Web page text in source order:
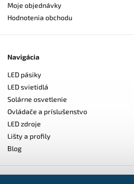
Moje objednávky
Hodnotenia obchodu
Navigácia
LED pásiky
LED svietidlá
Solárne osvetlenie
Ovládače a príslušenstvo
LED zdroje
Lišty a profily
Blog